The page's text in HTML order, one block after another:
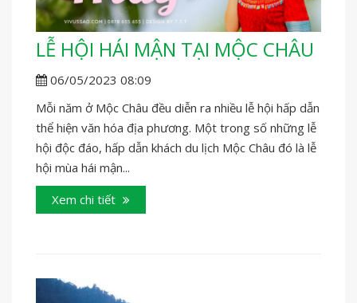
LỄ HỘI HÁI MẬN TẠI MỘC CHÂU
06/05/2023 08:09
Mỗi năm ở Mộc Châu đều diễn ra nhiều lễ hội hấp dẫn
thể hiện văn hóa địa phương. Một trong số những lễ
hội độc đáo, hấp dẫn khách du lịch Mộc Châu đó là lễ
hội mùa hái mận...
Xem chi tiết